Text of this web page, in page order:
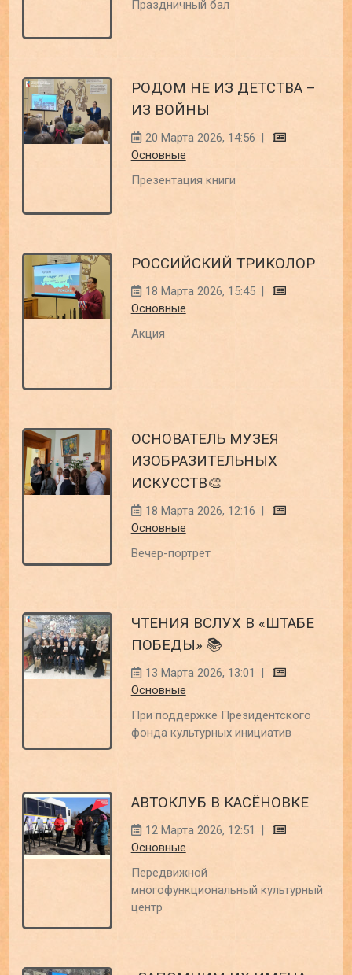
Праздничный бал
РОДОМ НЕ ИЗ ДЕТСТВА –
ИЗ ВОЙНЫ
20 Марта 2026, 14:56 |
Основные
Презентация книги
РОССИЙСКИЙ ТРИКОЛОР
18 Марта 2026, 15:45 |
Основные
Акция
ОСНОВАТЕЛЬ МУЗЕЯ
ИЗОБРАЗИТЕЛЬНЫХ
ИСКУССТВ🎨
18 Марта 2026, 12:16 |
Основные
Вечер-портрет
ЧТЕНИЯ ВСЛУХ В «ШТАБЕ
ПОБЕДЫ» 📚
13 Марта 2026, 13:01
|
Основные
При поддержке Президентского
фонда культурных инициатив
АВТОКЛУБ В КАСЁНОВКЕ
12 Марта 2026, 12:51
|
Основные
Передвижной
многофункциональный культурный
центр